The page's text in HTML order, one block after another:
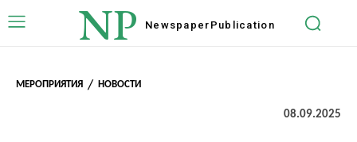
NP Newspaper Publication
МЕРОПРИЯТИЯ НОВОСТИ
08.09.2025